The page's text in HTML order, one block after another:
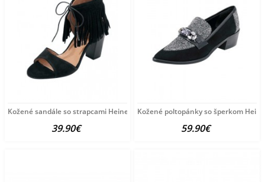
Kožené sandále so strapcami Heine
39.90€
Kožené poltopánky so šperkom Heine
59.90€